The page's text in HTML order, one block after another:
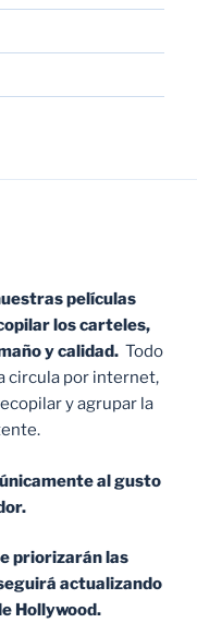
películas
los carteles,
y calidad. Todo
circula por internet,
y agrupar la
al gusto
priorizarán las
actualizando
Hollywood.